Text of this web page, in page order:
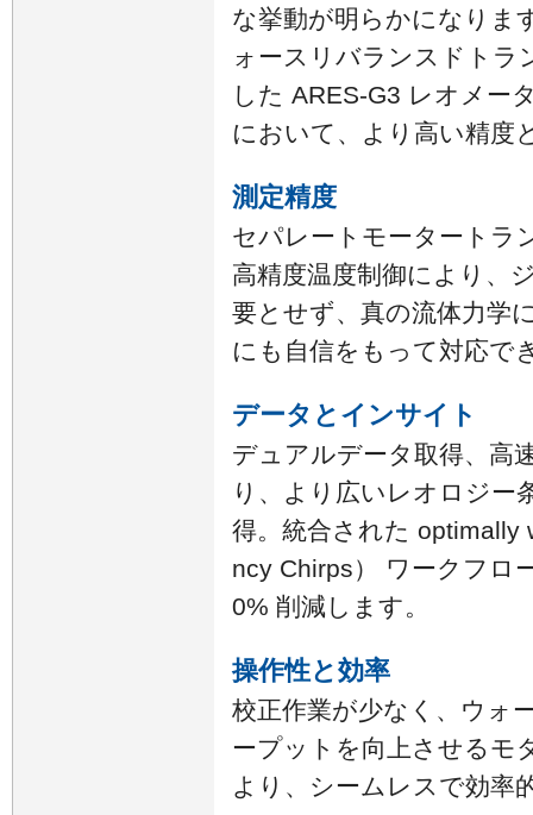
な挙動が明らかになりま
ォースリバランスドトラ
した ARES-G3 レオメー
において、より高い精度
測定精度
セパレートモータートラ
高精度温度制御により、
要とせず、真の流体力学
にも自信をもって対応で
データとインサイト
デュアルデータ取得、高
り、より広いレオロジー
得。統合された optimally
ncy Chirps） ワークフロ
0% 削減します。
操作性と効率
校正作業が少なく、ウォ
ープットを向上させるモ
より、シームレスで効率